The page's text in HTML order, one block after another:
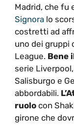
Madrid, che fu
Signora lo
costretti ad
uno dei gruppi
League. Bene
serie
Salisburgo e
abbordabili.
ruolo con
girone che